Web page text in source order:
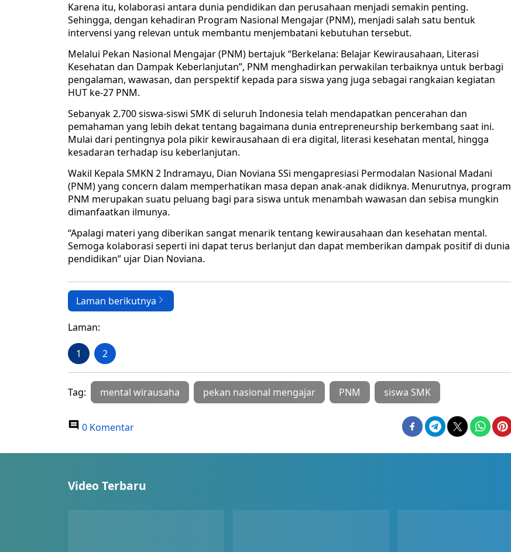
Karena itu, kolaborasi antara dunia pendidikan dan perusahaan menjadi semakin penting.
Sehingga, dengan kehadiran Program Nasional Mengajar (PNM), menjadi salah satu bentuk
intervensi yang relevan untuk membantu menjembatani kebutuhan tersebut.
Melalui Pekan Nasional Mengajar (PNM) bertajuk “Berkelana: Belajar Kewirausahaan, Literasi
Kesehatan dan Dampak Keberlanjutan”, PNM menghadirkan perwakilan terbaiknya untuk berbagi
pengalaman, wawasan, dan perspektif kepada para siswa yang juga sebagai rangkaian kegiatan
HUT ke-27 PNM.
Sebanyak 2.700 siswa-siswi SMK di seluruh Indonesia telah mendapatkan pencerahan dan
pemahaman yang lebih dekat tentang bagaimana dunia entrepreneurship berkembang saat ini.
Mulai dari pentingnya pola pikir kewirausahaan di era digital, literasi kesehatan mental, hingga
kesadaran terhadap isu keberlanjutan.
Wakil Kepala SMKN 2 Indramayu, Dian Noviana SSi mengapresiasi Permodalan Nasional Madani
(PNM) yang concern dalam memperhatikan masa depan anak-anak didiknya. Menurutnya, program
PNM merupakan suatu peluang bagi para siswa untuk menambah wawasan dan sebisa mungkin
dimanfaatkan ilmunya.
“Apalagi materi yang diberikan sangat menarik tentang kewirausahaan dan kesehatan mental.
Semoga kolaborasi seperti ini dapat terus berlanjut dan dapat memberikan dampak positif di dunia
pendidikan” ujar Dian Noviana.
Laman berikutnya
Laman:
1 2
Tag: mental wirausaha pekan nasional mengajar PNM siswa SMK
0 Komentar
Video Terbaru